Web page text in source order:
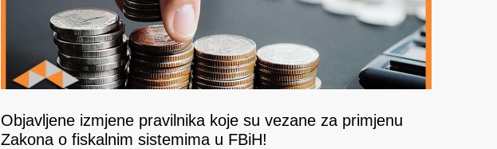
Objavljene izmjene pravilnika koje su vezane za primjenu
Zakona o fiskalnim sistemima u FBiH!